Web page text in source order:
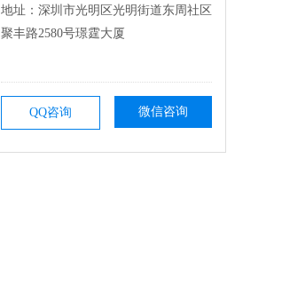
地址：深圳市光明区光明街道东周社区
聚丰路2580号璟霆大厦
QQ咨询 微信咨询